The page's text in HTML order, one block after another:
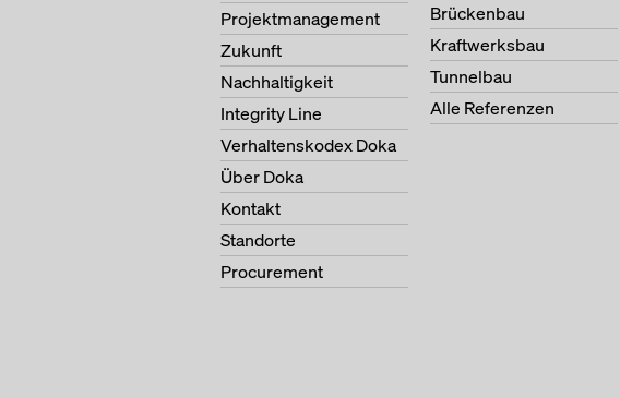
Projektmanagement
Zukunft
Nachhaltigkeit
Integrity Line
Verhaltenskodex Doka
Über Doka
Kontakt
Standorte
Procurement
Brückenbau
Kraftwerksbau
Tunnelbau
Alle Referenzen